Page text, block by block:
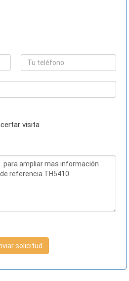
visita
solicitud